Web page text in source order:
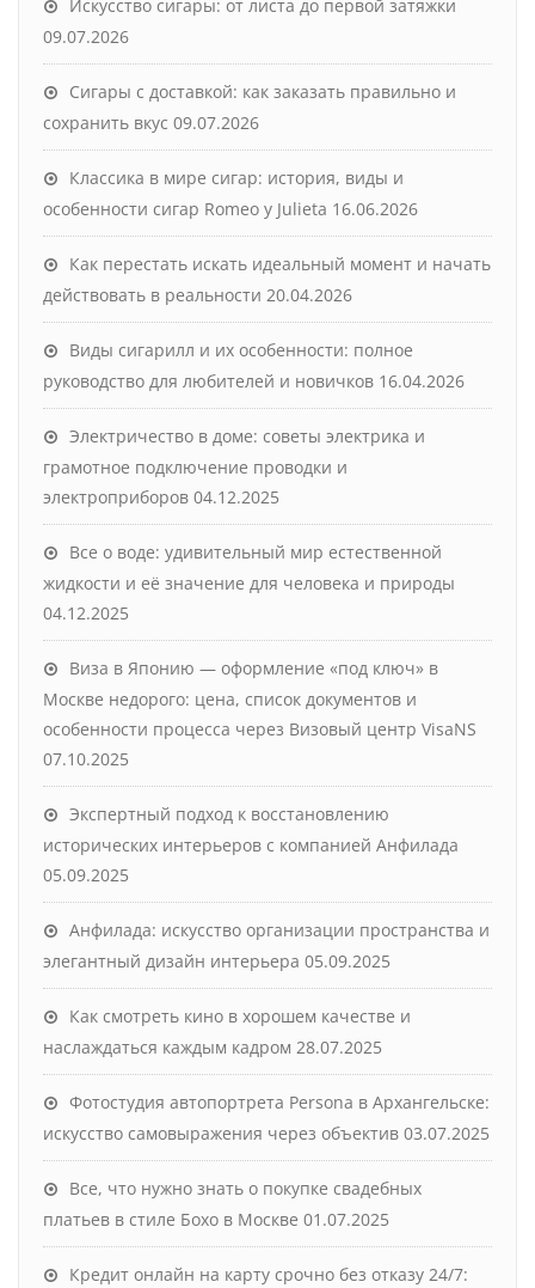
Искусство сигары: от листа до первой затяжки
09.07.2026
Сигары с доставкой: как заказать правильно и
сохранить вкус 09.07.2026
Классика в мире сигар: история, виды и
особенности сигар Romeo y Julieta 16.06.2026
Как перестать искать идеальный момент и начать
действовать в реальности 20.04.2026
Виды сигарилл и их особенности: полное
руководство для любителей и новичков 16.04.2026
Электричество в доме: советы электрика и
грамотное подключение проводки и
электроприборов 04.12.2025
Все о воде: удивительный мир естественной
жидкости и её значение для человека и природы
04.12.2025
Виза в Японию — оформление «под ключ» в
Москве недорого: цена, список документов и
особенности процесса через Визовый центр VisaNS
07.10.2025
Экспертный подход к восстановлению
исторических интерьеров с компанией Анфилада
05.09.2025
Анфилада: искусство организации пространства и
элегантный дизайн интерьера 05.09.2025
Как смотреть кино в хорошем качестве и
наслаждаться каждым кадром 28.07.2025
Фотостудия автопортрета Persona в Архангельске:
искусство самовыражения через объектив 03.07.2025
Все, что нужно знать о покупке свадебных
платьев в стиле Бохо в Москве 01.07.2025
Кредит онлайн на карту срочно без отказу 24/7: